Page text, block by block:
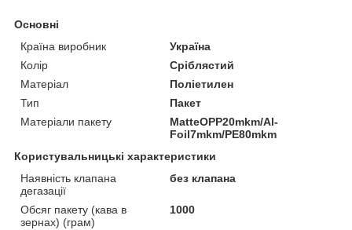
Основні
Країна виробник
Україна
Колір
Сріблястий
Матеріал
Поліетилен
Тип
Пакет
Матеріали пакету
MatteOPP20mkm/Al-
Foil7mkm/PE80mkm
Користувальницькі характеристики
Наявність клапана
дегазації
без клапана
Обсяг пакету (кава в
зернах) (грам)
1000